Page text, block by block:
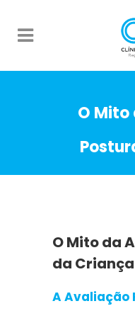
O
O Mito da
da Criança
A Avaliação